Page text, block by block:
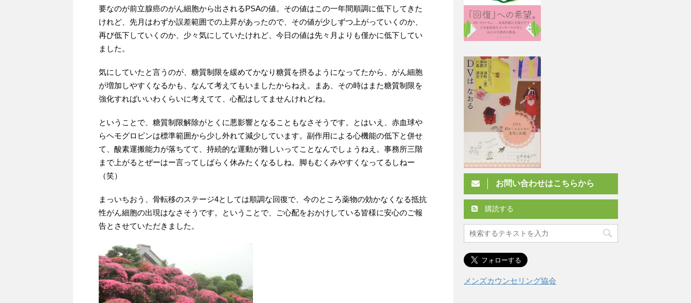
要なのが前立腺癌のがん細胞から出されるPSAの値。その値はこの一年間順調に低下してきた
けれど、先月はわずか誤差範囲での上昇があったので、その値が少しずつ上がっていくのか、
再び低下していくのか、少々気にしていたけれど、今日の値は先々月よりも僅かに低下してい
ました。
気にしていたと言うのが、糖質制限を緩めてかなり糖質を摂るようになってたから、がん細胞
が増加しやすくなるかも、なんて考えてもいましたからねえ。まあ、その時はまた糖質制限を
強化すればいいわくらいに考えてて、心配はしてませんけれどね。
ということで、糖質制限解除がとくに悪影響となることもなさそうです。とはいえ、赤血球や
らヘモグロビンは標準範囲から少し外れて減少しています。副作用による心機能の低下と併せ
て、酸素運搬能力が落ちてて、持続的な運動が難しいってことなんでしょうねえ。事務所三階
まで上がるとぜーはー言ってしばらく休みたくなるしね。脚もむくみやすくなってるしねー
（笑）
まっいちおう、骨転移のステージ4としては順調な回復で、今のところ薬物の効かなくなる抵抗
性がん細胞の出現はなさそうです。ということで、ご心配をおかけしている皆様に安心のご報
告とさせていただきました。
お問い合わせはこちらから
購読する
メンズカウンセリング協会